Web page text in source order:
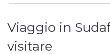
Viaggio in
visitare